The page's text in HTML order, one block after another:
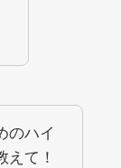
のハイ
えて！